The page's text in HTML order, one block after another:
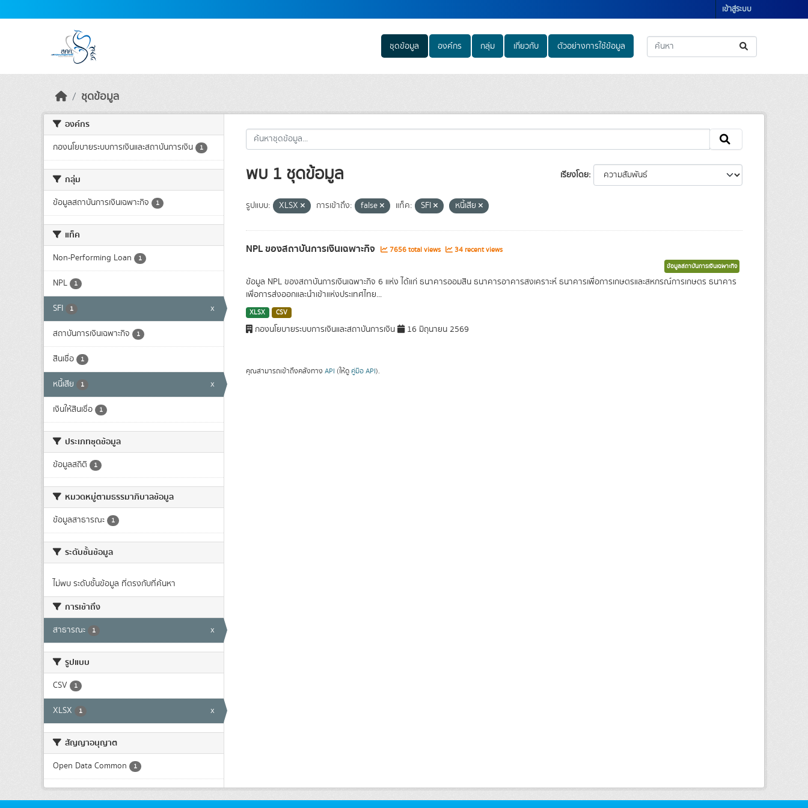
เข้าสู่ระบบ
ชุดข้อมูล องค์กร กลุ่ม เกี่ยวกับ ตัวอย่างการใช้ข้อมูล
ชุดข้อมูล
องค์กร
กองนโยบายระบบการเงินและสถาบันการเงิน 1
กลุ่ม
ข้อมูลสถาบันการเงินเฉพาะกิจ 1
แท็ค
Non-Performing Loan 1
NPL 1
SFI 1 x
สถาบันการเงินเฉพาะกิจ 1
สินเชื่อ 1
หนี้เสีย 1 x
เงินให้สินเชื่อ 1
ประเภทชุดข้อมูล
ข้อมูลสถิติ 1
หมวดหมู่ตามธรรมาภิบาลข้อมูล
ข้อมูลสาธารณะ 1
ระดับชั้นข้อมูล
ไม่พบ ระดับชั้นข้อมูล ที่ตรงกับที่ค้นหา
การเข้าถึง
สาธารณะ 1 x
รูปแบบ
CSV 1
XLSX 1 x
สัญญาอนุญาต
Open Data Common 1
เรียงโดย
พบ 1 ชุดข้อมูล
รูปแบบ: XLSX การเข้าถึง: false แท็ค: SFI หนี้เสีย
NPL ของสถาบันการเงินเฉพาะกิจ 7656 total views 34 recent views
ข้อมูลสถาบันการเงินเฉพาะกิจ
ข้อมูล NPL ของสถาบันการเงินเฉพาะกิจ 6 แห่ง ได้แก่ ธนาคารออมสิน ธนาคารอาคารสงเคราะห์ ธนาคารเพื่อการเกษตรและสหกรณ์การเกษตร ธนาคาร
เพื่อการส่งออกและนำเข้าแห่งประเทศไทย...
XLSX CSV
กองนโยบายระบบการเงินและสถาบันการเงิน 16 มิถุนายน 2569
คุณสามารถเข้าถึงคลังทาง API (ให้ดู คู่มือ API).